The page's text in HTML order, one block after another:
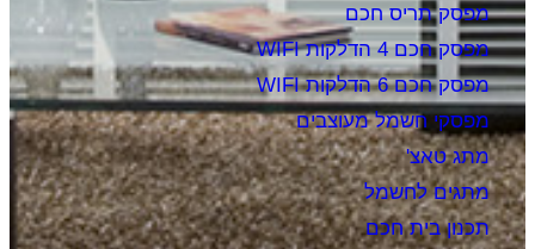
מפסק תריס חכם
מפסק חכם 4 הדלקות WIFI
מפסק חכם 6 הדלקות WIFI
מפסקי חשמל מעוצבים
מתג טאצ'
מתגים לחשמל
תכנון בית חכם